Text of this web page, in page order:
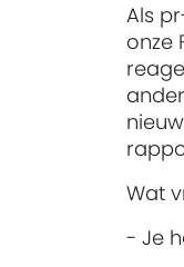
Als
onze
Wat
- Je